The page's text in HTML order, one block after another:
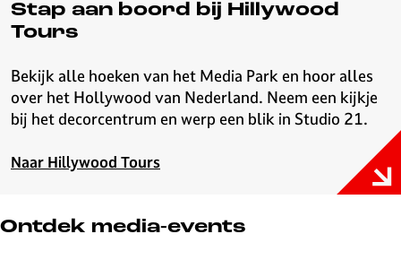
Stap aan boord bij Hillywood
Tours
Bekijk alle hoeken van het Media Park en hoor alles
over het Hollywood van Nederland. Neem een kijkje
bij het decorcentrum en werp een blik in Studio 21.
Naar Hillywood Tours
Ontdek media-events